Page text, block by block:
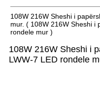
108W 216W Sheshi i
mur. ( 108W 216W Sheshi i
rondele mur )
108W 216W Sheshi i
LWW-7 LED rondele